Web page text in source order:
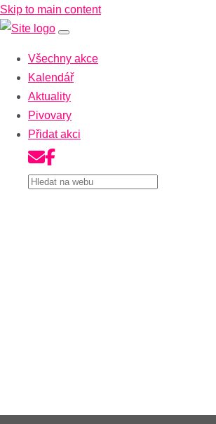
Skip to main content
Všechny akce
Kalendář
Aktuality
Pivovary
Přidat akci